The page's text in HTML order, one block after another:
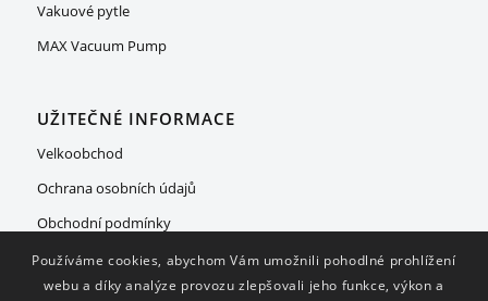
Vakuové pytle
MAX Vacuum Pump
UŽITEČNÉ INFORMACE
Velkoobchod
Ochrana osobních údajů
Obchodní podmínky
Používáme cookies, abychom Vám umožnili pohodlné prohlížení
webu a díky analýze provozu zlepšovali jeho funkce, výkon a